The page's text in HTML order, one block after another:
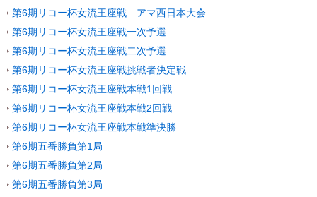
第6期リコー杯女流王座戦 アマ西日本大会
第6期リコー杯女流王座戦一次予選
第6期リコー杯女流王座戦二次予選
第6期リコー杯女流王座戦挑戦者決定戦
第6期リコー杯女流王座戦本戦1回戦
第6期リコー杯女流王座戦本戦2回戦
第6期リコー杯女流王座戦本戦準決勝
第6期五番勝負第1局
第6期五番勝負第2局
第6期五番勝負第3局